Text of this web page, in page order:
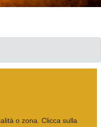
o zona. Clicca sulla